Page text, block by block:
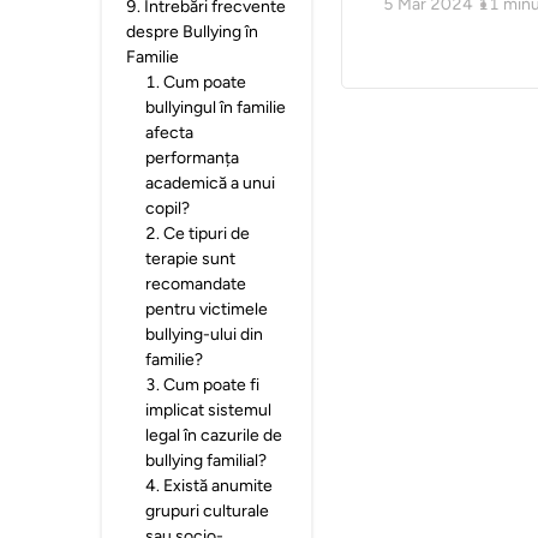
9.Întrebări frecvente
despre Bullying în
Familie
1.Cum poate
bullyingul în familie
afecta
performanța
academică a unui
copil?
2.Ce tipuri de
terapie sunt
recomandate
pentru victimele
bullying-ului din
familie?
3.Cum poate fi
implicat sistemul
legal în cazurile de
bullying familial?
4. Există anumite
grupuri culturale